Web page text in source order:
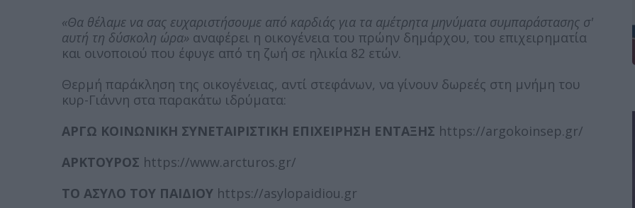
«Θα θέλαμε να σας ευχαριστήσουμε από καρδιάς για τα αμέτρητα μηνύματα συμπαράστασης σ'
αυτή τη δύσκολη ώρα» αναφέρει η οικογένεια του πρώην δημάρχου, του επιχειρηματία
και οινοποιού που έφυγε από τη ζωή σε ηλικία 82 ετών.
Θερμή παράκληση της οικογένειας, αντί στεφάνων, να γίνουν δωρεές στη μνήμη του
κυρ-Γιάννη στα παρακάτω ιδρύματα:
ΑΡΓΩ ΚΟΙΝΩΝΙΚΗ ΣΥΝΕΤΑΙΡΙΣΤΙΚΗ ΕΠΙΧΕΙΡΗΣΗ ΕΝΤΑΞΗΣ https://argokoinsep.gr/
ΑΡΚΤΟΥΡΟΣ https://www.arcturos.gr/
ΤΟ ΑΣΥΛΟ ΤΟΥ ΠΑΙΔΙΟΥ https://asylopaidiou.gr